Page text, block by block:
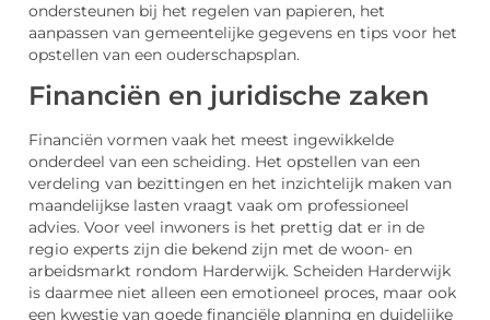
ondersteunen bij het regelen van papieren, het
aanpassen van gemeentelijke gegevens en tips voor het
opstellen van een ouderschapsplan.
Financiën en juridische zaken
Financiën vormen vaak het meest ingewikkelde
onderdeel van een scheiding. Het opstellen van een
verdeling van bezittingen en het inzichtelijk maken van
maandelijkse lasten vraagt vaak om professioneel
advies. Voor veel inwoners is het prettig dat er in de
regio experts zijn die bekend zijn met de woon- en
arbeidsmarkt rondom Harderwijk. Scheiden Harderwijk
is daarmee niet alleen een emotioneel proces, maar ook
een kwestie van goede financiële planning en duidelijke